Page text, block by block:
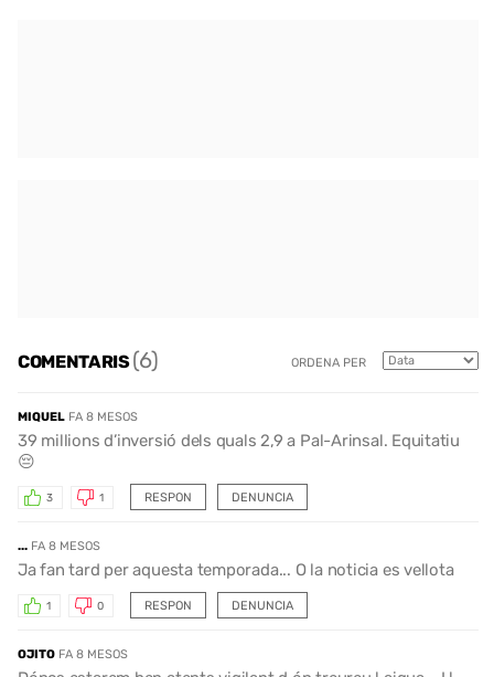
COMENTARIS(6) ORDENA PER
MIQUEL FA 8 MESOS
39 millions d’inversió dels quals 2,9 a Pal-Arinsal. Equitatiu
😔
RESPON
3 1 DENUNCIA
... FA 8 MESOS
Ja fan tard per aquesta temporada... O la noticia es vellota
RESPON
1 0 DENUNCIA
OJITO FA 8 MESOS